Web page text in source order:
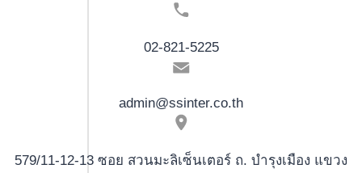
02-821-5225
admin@ssinter.co.th
579/11-12-13 ซอย สวนมะลิเซ็นเตอร์ ถ. บำรุงเมือง แขวง